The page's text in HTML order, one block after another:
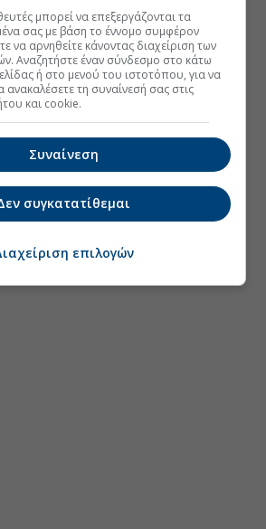
μπορεί να επεξεργάζονται τα
σας με βάση το έννομο συμφέρον
να αρνηθείτε κάνοντας διαχείριση των
Αναζητήστε έναν σύνδεσμο στο κάτω
ή στο μενού του ιστοτόπου, για να
ανακαλέσετε τη συναίνεσή σας στις
και cookie.
Συναίνεση
συγκατατίθεμαι
επιλογών